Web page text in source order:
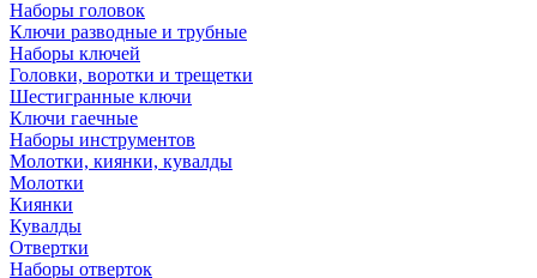
Наборы головок
Ключи разводные и трубные
Наборы ключей
Головки, воротки и трещетки
Шестигранные ключи
Ключи гаечные
Наборы инструментов
Молотки, киянки, кувалды
Молотки
Киянки
Кувалды
Отвертки
Наборы отверток